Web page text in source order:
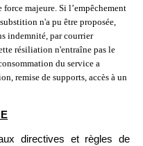
majeure. Si l’empêchement
n'a pu être proposée,
indemnité, par courrier
résiliation n'entraîne pas le
du service a
remise de supports, accès à un
directives et règles de